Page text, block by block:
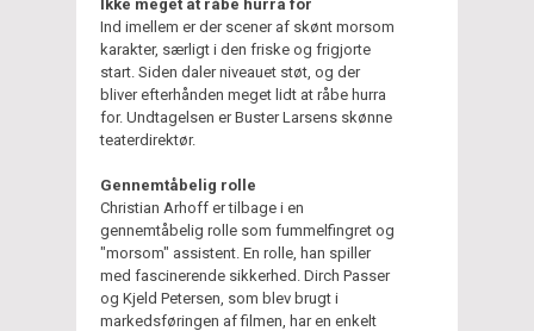
Ikke meget at råbe hurra for
Ind imellem er der scener af skønt morsom
karakter, særligt i den friske og frigjorte
start. Siden daler niveauet støt, og der
bliver efterhånden meget lidt at råbe hurra
for. Undtagelsen er Buster Larsens skønne
teaterdirektør.
Gennemtåbelig rolle
Christian Arhoff er tilbage i en
gennemtåbelig rolle som fummelfingret og
"morsom" assistent. En rolle, han spiller
med fascinerende sikkerhed. Dirch Passer
og Kjeld Petersen, som blev brugt i
markedsføringen af filmen, har en enkelt